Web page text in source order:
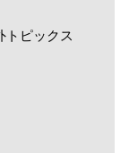
トピックス